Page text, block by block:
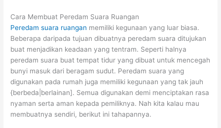
Cara Membuat Peredam Suara Ruangan
Peredam suara ruangan memiliki kegunaan yang luar biasa.
Beberapa daripada tujuan dibuatnya peredam suara ditujukan
buat menjadikan keadaan yang tentram. Seperti halnya
peredam suara buat tempat tidur yang dibuat untuk mencegah
bunyi masuk dari beragam sudut. Peredam suara yang
digunakan pada rumah juga memiliki kegunaan yang tak jauh
{berbeda|berlainan]. Semua digunakan demi menciptakan rasa
nyaman serta aman kepada pemiliknya. Nah kita kalau mau
membuatnya sendiri, berikut ini tahapannya.